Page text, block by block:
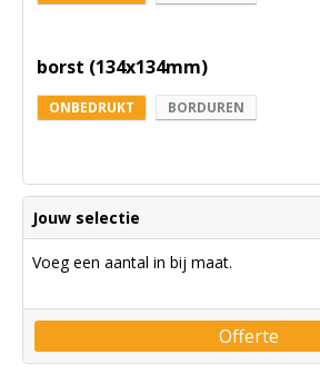
borst (134x134mm)
ONBEDRUKT BORDUREN
Jouw selectie
Voeg een aantal in bij maat.
Offerte